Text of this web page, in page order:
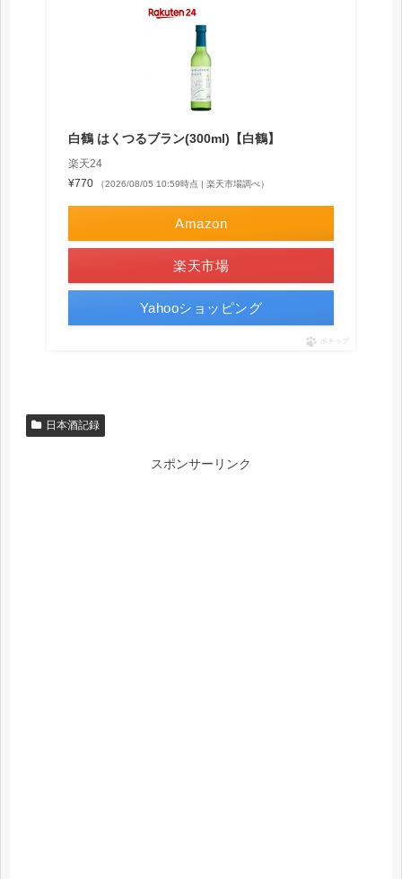
白鶴 はくつるブラン(300ml)【白鶴】
楽天24
¥770
（2026/08/05 10:59時点 | 楽天市場調べ）
Amazon
楽天市場
Yahooショッピング
ポチップ
日本酒記録
スポンサーリンク